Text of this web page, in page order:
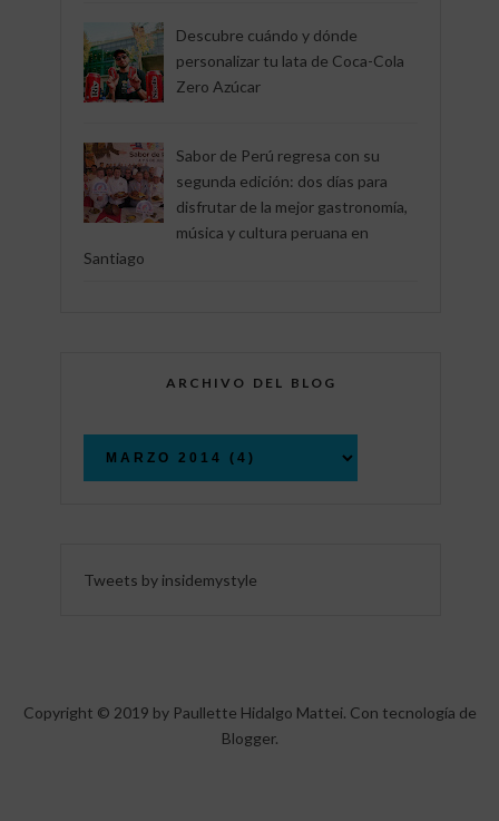
Descubre cuándo y dónde
personalizar tu lata de Coca-Cola
Zero Azúcar
Sabor de Perú regresa con su
segunda edición: dos días para
disfrutar de la mejor gastronomía,
música y cultura peruana en
Santiago
ARCHIVO DEL BLOG
Tweets by insidemystyle
Copyright © 2019 by Paullette Hidalgo Mattei. Con tecnología de
Blogger.